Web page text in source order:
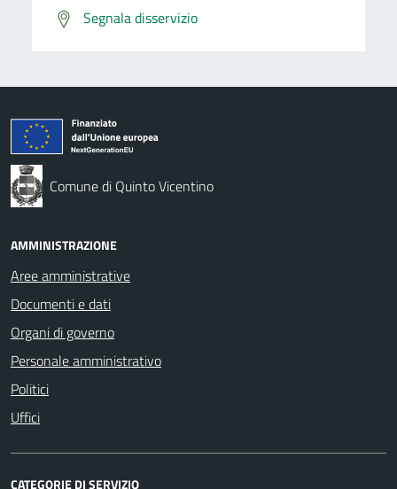
Segnala disservizio
Comune di Quinto Vicentino
AMMINISTRAZIONE
Aree amministrative
Documenti e dati
Organi di governo
Personale amministrativo
Politici
Uffici
CATEGORIE DI SERVIZIO